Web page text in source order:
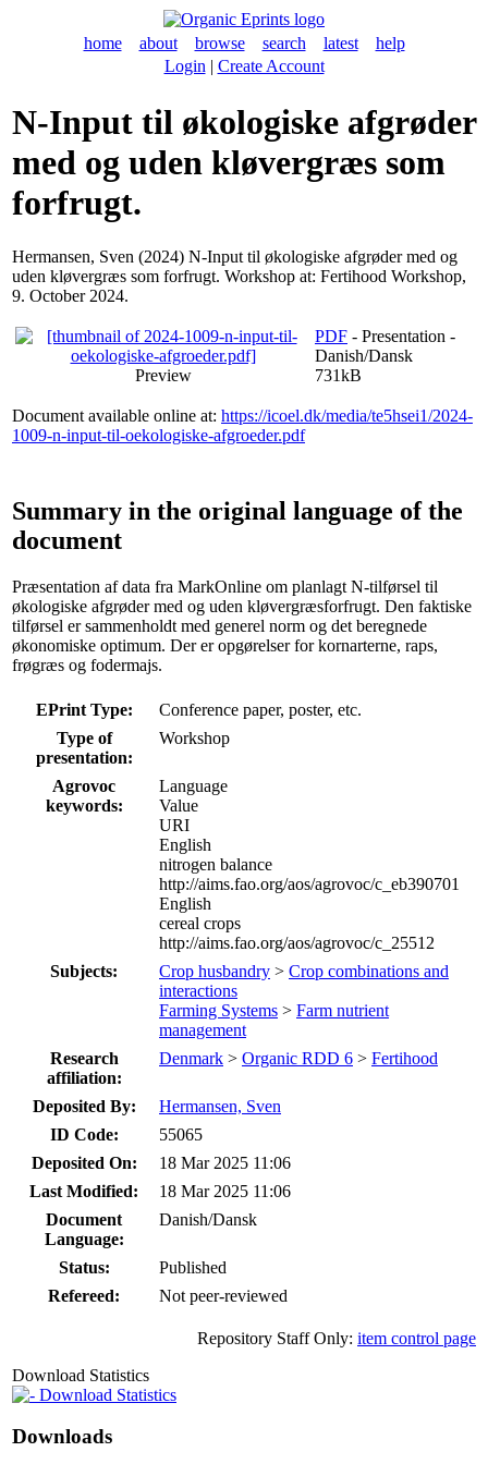
home about browse search latest
help
Login | Create Account
N-Input til økologiske afgrøder
med og uden kløvergræs som
forfrugt.
Hermansen, Sven (2024) N-Input til økologiske afgrøder med og
uden kløvergræs som forfrugt. Workshop at: Fertihood Workshop,
9. October 2024.
Preview
PDF - Presentation -
Danish/Dansk
731kB
Document available online at: https://icoel.dk/media/te5hsei1/2024-
1009-n-input-til-oekologiske-afgroeder.pdf
Summary in the original language of the
document
Præsentation af data fra MarkOnline om planlagt N-tilførsel til
økologiske afgrøder med og uden kløvergræsforfrugt. Den faktiske
tilførsel er sammenholdt med generel norm og det beregnede
økonomiske optimum. Der er opgørelser for kornarterne, raps,
frøgræs og fodermajs.
EPrint Type:
Conference paper, poster, etc.
Type of
presentation:
Workshop
Agrovoc
keywords:
Language
Value
URI
English
nitrogen balance
http://aims.fao.org/aos/agrovoc/c_eb390701
English
cereal crops
http://aims.fao.org/aos/agrovoc/c_25512
Subjects:
Crop husbandry > Crop combinations and
interactions
Farming Systems > Farm nutrient
management
Research
affiliation:
Denmark > Organic RDD 6 > Fertihood
Deposited By:
Hermansen, Sven
ID Code:
55065
Deposited On:
18 Mar 2025 11:06
Last Modified:
18 Mar 2025 11:06
Document
Language:
Danish/Dansk
Status:
Published
Refereed:
Not peer-reviewed
Repository Staff Only: item control page
Download Statistics
Download Statistics
Downloads